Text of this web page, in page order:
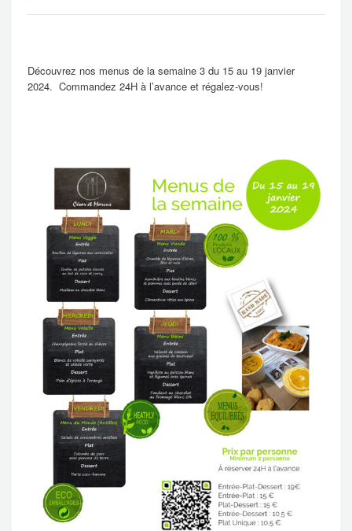
Découvrez nos menus de la semaine 3 du 15 au 19 janvier
2024. Commandez 24H à l’avance et régalez-vous!